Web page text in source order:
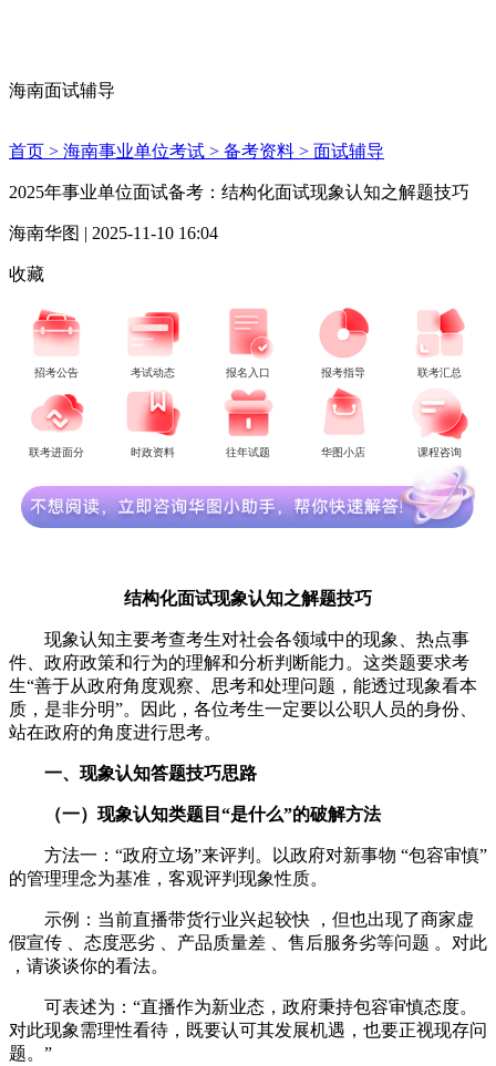
海南面试辅导
首页 > 海南事业单位考试 > 备考资料 > 面试辅导
2025年事业单位面试备考：结构化面试现象认知之解题技巧
海南华图 | 2025-11-10 16:04
收藏
招考公告 考试动态 报名入口 报考指导 联考汇总
联考进面分 时政资料 往年试题 华图小店 课程咨询
结构化面试现象认知之解题技巧
现象认知主要考查考生对社会各领域中的现象、热点事
件、政府政策和行为的理解和分析判断能力。这类题要求考
生“善于从政府角度观察、思考和处理问题，能透过现象看本
质，是非分明”。因此，各位考生一定要以公职人员的身份、
站在政府的角度进行思考。
一、现象认知答题技巧思路
（一） 现象认知类题目“是什么”的破解方法
方法一：“政府立场”来评判。以政府对新事物 “包容审慎”
的管理理念为基准，客观评判现象性质。
示例：当前直播带货行业兴起较快 ，但也出现了商家虚
假宣传 、态度恶劣 、产品质量差 、售后服务劣等问题 。对此
，请谈谈你的看法。
可表述为：“直播作为新业态，政府秉持包容审慎态度。
对此现象需理性看待，既要认可其发展机遇，也要正视现存问
题。”